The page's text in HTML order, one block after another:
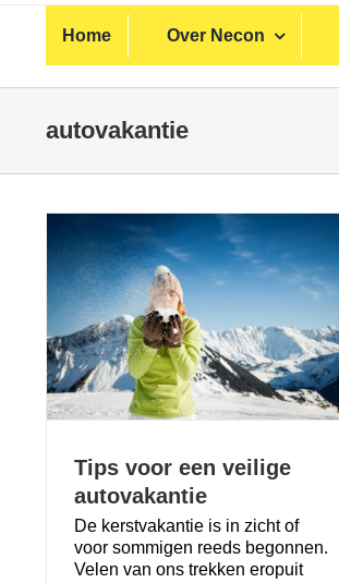
Home Over Necon
autovakantie
Tips voor een veilige
autovakantie
De kerstvakantie is in zicht of
voor sommigen reeds begonnen.
Velen van ons trekken eropuit